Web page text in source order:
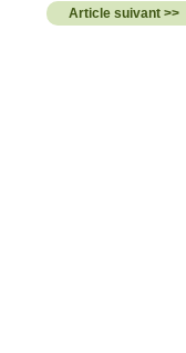
Article suivant >>